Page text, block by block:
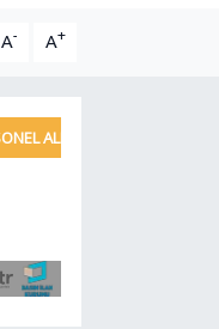
A- A+